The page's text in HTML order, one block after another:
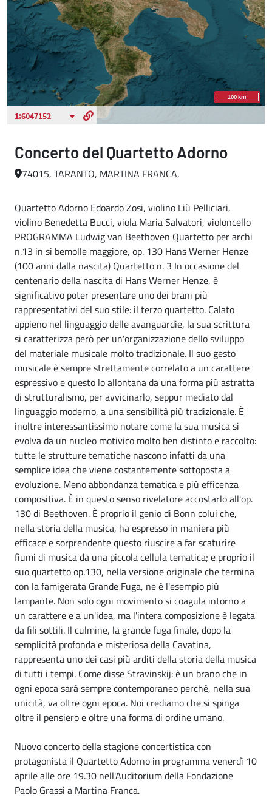
Concerto del Quartetto Adorno
74015, TARANTO, MARTINA FRANCA,
Quartetto Adorno Edoardo Zosi, violino Liù Pelliciari,
violino Benedetta Bucci, viola Maria Salvatori, violoncello
PROGRAMMA Ludwig van Beethoven Quartetto per archi
n.13 in si bemolle maggiore, op. 130 Hans Werner Henze
(100 anni dalla nascita) Quartetto n. 3 In occasione del
centenario della nascita di Hans Werner Henze, è
significativo poter presentare uno dei brani più
rappresentativi del suo stile: il terzo quartetto. Calato
appieno nel linguaggio delle avanguardie, la sua scrittura
si caratterizza però per un'organizzazione dello sviluppo
del materiale musicale molto tradizionale. Il suo gesto
musicale è sempre strettamente correlato a un carattere
espressivo e questo lo allontana da una forma più astratta
di strutturalismo, per avvicinarlo, seppur mediato dal
linguaggio moderno, a una sensibilità più tradizionale. È
inoltre interessantissimo notare come la sua musica si
evolva da un nucleo motivico molto ben distinto e raccolto:
tutte le strutture tematiche nascono infatti da una
semplice idea che viene costantemente sottoposta a
evoluzione. Meno abbondanza tematica e più efficenza
compositiva. È in questo senso rivelatore accostarlo all'op.
130 di Beethoven. È proprio il genio di Bonn colui che,
nella storia della musica, ha espresso in maniera più
efficace e sorprendente questo riuscire a far scaturire
fiumi di musica da una piccola cellula tematica; e proprio il
suo quartetto op.130, nella versione originale che termina
con la famigerata Grande Fuga, ne è l'esempio più
lampante. Non solo ogni movimento si coagula intorno a
un carattere e a un'idea, ma l'intera composizione è legata
da fili sottili. Il culmine, la grande fuga finale, dopo la
semplicità profonda e misteriosa della Cavatina,
rappresenta uno dei casi più arditi della storia della musica
di tutti i tempi. Come disse Stravinskij: è un brano che in
ogni epoca sarà sempre contemporaneo perché, nella sua
unicità, va oltre ogni epoca. Noi crediamo che si spinga
oltre il pensiero e oltre una forma di ordine umano.
Nuovo concerto della stagione concertistica con
protagonista il Quartetto Adorno in programma venerdì 10
aprile alle ore 19.30 nell'Auditorium della Fondazione
Paolo Grassi a Martina Franca.